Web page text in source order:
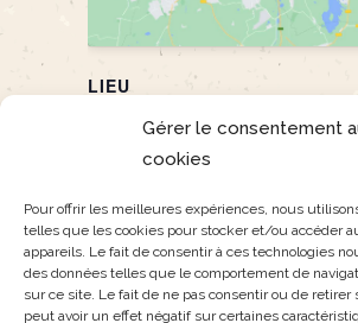
Gérer le consentement
cookies
Pour offrir les meilleures expériences, nous
telles que les cookies pour stocker et/ou accéder
appareils. Le fait de consentir à ces technologies
des données telles que le comportement de
sur ce site. Le fait de ne pas consentir ou de retirer
peut avoir un effet négatif sur certaines
LIEU
Monêtier les Bains
monêtier, 05220
BALADE CONTEE
NATURALISTE : Histoires
d’arbres, de plantes et
BALADE
d’arbres, de